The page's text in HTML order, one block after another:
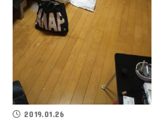
2019.01.26